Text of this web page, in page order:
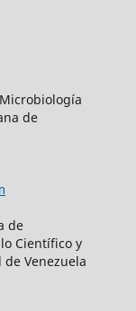
de
de
Científico y
Venezuela